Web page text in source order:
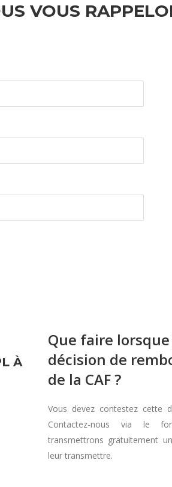
VOUS
À
Que faire
décision de
de la CAF ?
Vous devez contestez cette
Contactez-nous via le
transmettrons gratuitement
leur transmettre.